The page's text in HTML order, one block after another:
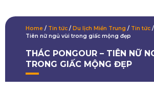
Home / Tin tức / Du lịch Miền Trung / Tin tức /
Tiên nữ ngủ vùi trong giấc mộng đẹp
THÁC PONGOUR – TIÊN NỮ
TRONG GIẤC MỘNG ĐẸP